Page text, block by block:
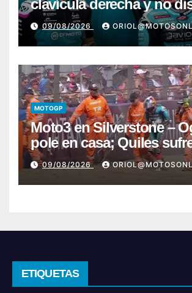
clavícula derecha y no
la carrera de Silverstone
09/08/2026
MOTOGP
Moto3 en Silverstone –
pole en casa; Quiles
fuerte y preocupante
09/08/2026
ETIQUETAS